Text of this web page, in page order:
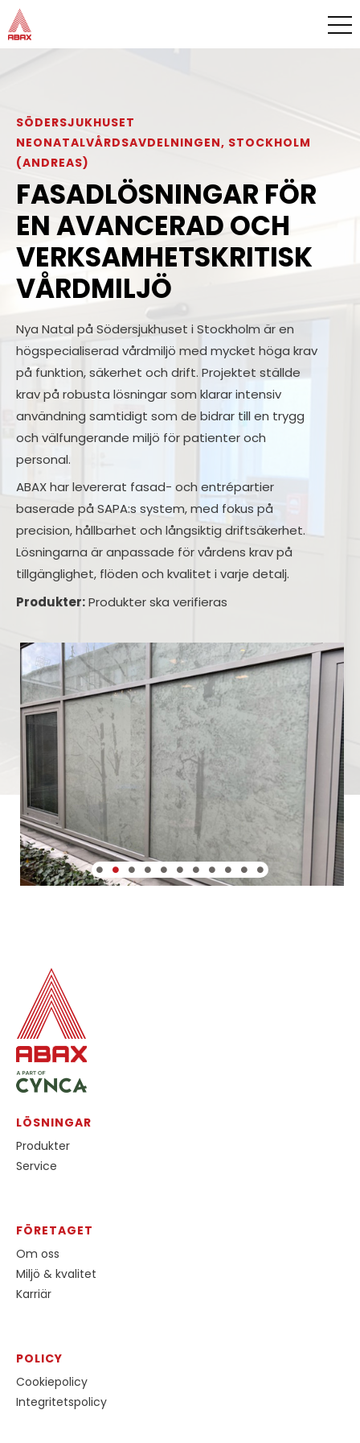
SÖDERSJUKHUSET
NEONATALVÅRDSAVDELNINGEN, STOCKHOLM
(ANDREAS)
FASADLÖSNINGAR FÖR
EN AVANCERAD OCH
VERKSAMHETSKRITISK
VÅRDMILJÖ
Nya Natal på Södersjukhuset i Stockholm är en
högspecialiserad vårdmiljö med mycket höga krav
på funktion, säkerhet och drift. Projektet ställde
krav på robusta lösningar som klarar intensiv
användning samtidigt som de bidrar till en trygg
och välfungerande miljö för patienter och
personal.
ABAX har levererat fasad- och entrépartier
baserade på SAPA:s system, med fokus på
precision, hållbarhet och långsiktig driftsäkerhet.
Lösningarna är anpassade för vårdens krav på
tillgänglighet, flöden och kvalitet i varje detalj.
Produkter:Produkter ska verifieras
LÖSNINGAR
Produkter
Service
FÖRETAGET
Om oss
Miljö & kvalitet
Karriär
POLICY
Cookiepolicy
Integritetspolicy